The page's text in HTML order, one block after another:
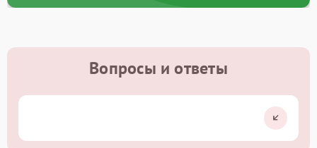
Вопросы и ответы